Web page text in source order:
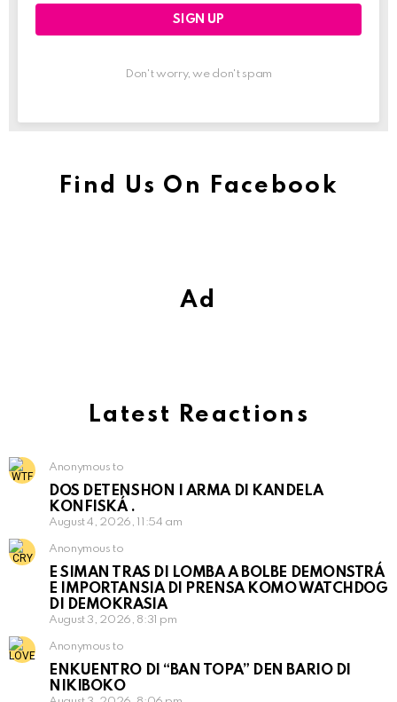
Don't worry, we don't spam
Find Us On Facebook
Ad
Latest Reactions
Anonymous to
DOS DETENSHON I ARMA DI KANDELA
KONFISKÁ .
August 4, 2026, 11:54 am
Anonymous to
E SIMAN TRAS DI LOMBA A BOLBE DEMONSTRÁ
E IMPORTANSIA DI PRENSA KOMO WATCHDOG
DI DEMOKRASIA
August 3, 2026, 8:31 pm
Anonymous to
ENKUENTRO DI “BAN TOPA” DEN BARIO DI
NIKIBOKO